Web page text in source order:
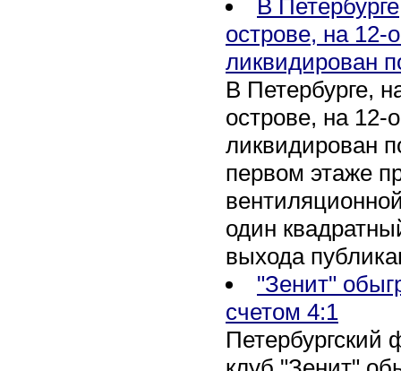
В
острове, на 12-
ликвидирован
В Петербурге,
острове, на 12-
ликвидирован
первом этаже
один
выхода
"Зенит"
счетом 4:1
Петербургский